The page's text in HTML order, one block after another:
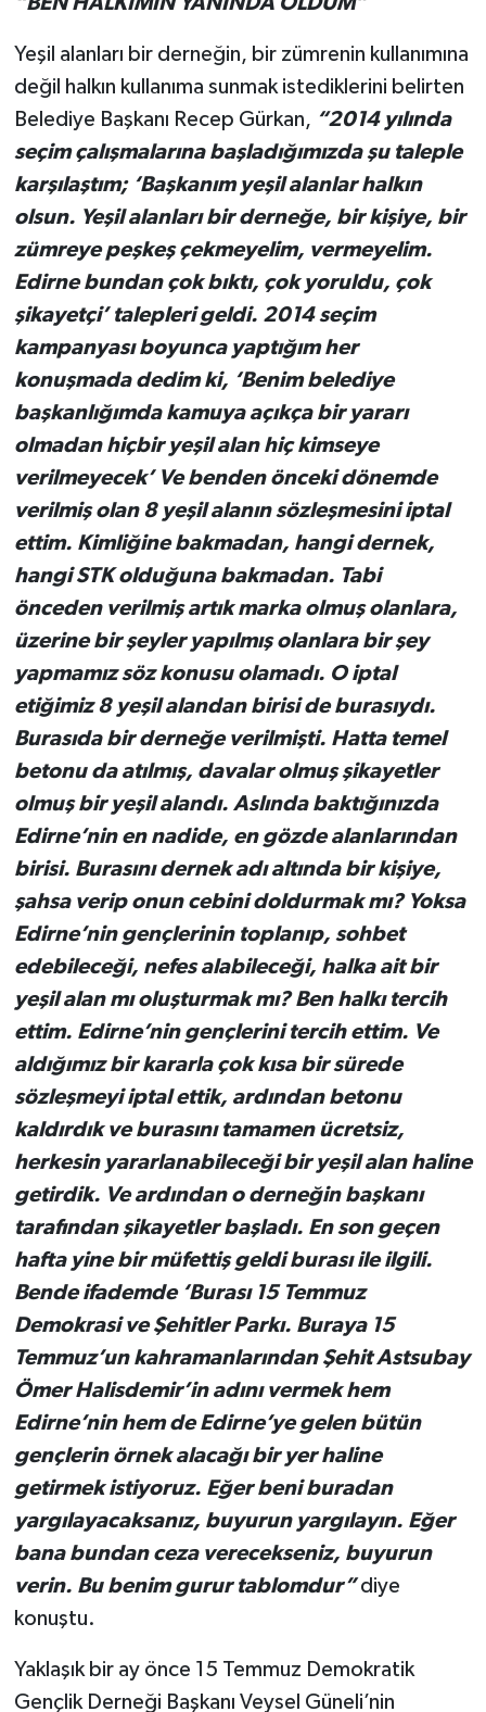
Yeşil alanları bir derneğin, bir zümrenin kullanımına
değil halkın kullanıma sunmak istediklerini belirten
Belediye Başkanı Recep Gürkan, “2014 yılında
seçim çalışmalarına başladığımızda şu taleple
karşılaştım; ‘Başkanım yeşil alanlar halkın
olsun. Yeşil alanları bir derneğe, bir kişiye, bir
zümreye peşkeş çekmeyelim, vermeyelim.
Edirne bundan çok bıktı, çok yoruldu, çok
şikayetçi’ talepleri geldi. 2014 seçim
kampanyası boyunca yaptığım her
konuşmada dedim ki, ‘Benim belediye
başkanlığımda kamuya açıkça bir yararı
olmadan hiçbir yeşil alan hiç kimseye
verilmeyecek’ Ve benden önceki dönemde
verilmiş olan 8 yeşil alanın sözleşmesini iptal
ettim. Kimliğine bakmadan, hangi dernek,
hangi STK olduğuna bakmadan. Tabi
önceden verilmiş artık marka olmuş olanlara,
üzerine bir şeyler yapılmış olanlara bir şey
yapmamız söz konusu olamadı. O iptal
etiğimiz 8 yeşil alandan birisi de burasıydı.
Burasıda bir derneğe verilmişti. Hatta temel
betonu da atılmış, davalar olmuş şikayetler
olmuş bir yeşil alandı. Aslında baktığınızda
Edirne’nin en nadide, en gözde alanlarından
birisi. Burasını dernek adı altında bir kişiye,
şahsa verip onun cebini doldurmak mı? Yoksa
Edirne’nin gençlerinin toplanıp, sohbet
edebileceği, nefes alabileceği, halka ait bir
yeşil alan mı oluşturmak mı? Ben halkı tercih
ettim. Edirne’nin gençlerini tercih ettim. Ve
aldığımız bir kararla çok kısa bir sürede
sözleşmeyi iptal ettik, ardından betonu
kaldırdık ve burasını tamamen ücretsiz,
herkesin yararlanabileceği bir yeşil alan haline
getirdik. Ve ardından o derneğin başkanı
tarafından şikayetler başladı. En son geçen
hafta yine bir müfettiş geldi burası ile ilgili.
Bende ifademde ‘Burası 15 Temmuz
Demokrasi ve Şehitler Parkı. Buraya 15
Temmuz’un kahramanlarından Şehit Astsubay
Ömer Halisdemir’in adını vermek hem
Edirne’nin hem de Edirne’ye gelen bütün
gençlerin örnek alacağı bir yer haline
getirmek istiyoruz. Eğer beni buradan
yargılayacaksanız, buyurun yargılayın. Eğer
bana bundan ceza verecekseniz, buyurun
verin. Bu benim gurur tablomdur”diye
konuştu.
Yaklaşık bir ay önce 15 Temmuz Demokratik
Gençlik Derneği Başkanı Veysel Güneli’nin